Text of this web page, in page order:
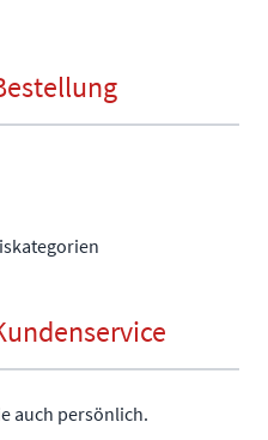
auch persönlich.